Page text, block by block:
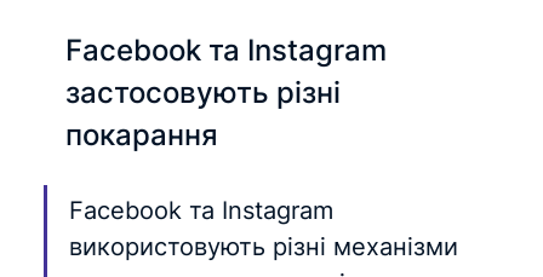
Facebook та Instagram
застосовують різні
покарання
Facebook та Instagram
використовують різні механізми